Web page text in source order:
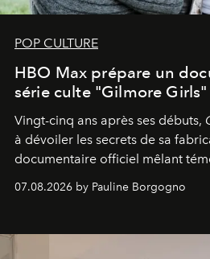
POP CULTURE
HBO Max prépare un
série culte "Gilmore Girls"
Vingt-cinq ans après ses débuts,
à dévoiler les secrets de sa
documentaire officiel mêlant
inédites et plongée dans les
générationnel.
07.08.2026 by Pauline Borgogno